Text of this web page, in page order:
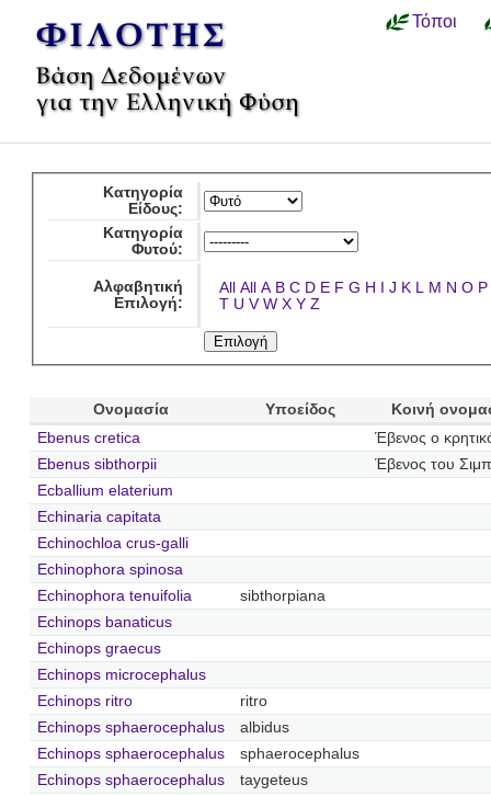
Τόποι
Κατηγορία
Είδους:
Κατηγορία
Φυτού:
Αλφαβητική
Επιλογή:
All All A B C D E F G H I J K L M N O P
T U V W X Y Z
Ονομασία Υποείδος
Κοινή
Ebenus cretica
Έβενος ο
Ebenus sibthorpii
Έβενος του
Ecballium elaterium
Echinaria capitata
Echinochloa crus-galli
Echinophora spinosa
Echinophora tenuifolia
sibthorpiana
Echinops banaticus
Echinops graecus
Echinops microcephalus
Echinops ritro
ritro
Echinops sphaerocephalus
albidus
Echinops sphaerocephalus
sphaerocephalus
Echinops sphaerocephalus
taygeteus